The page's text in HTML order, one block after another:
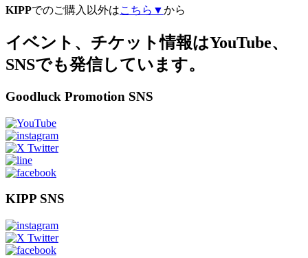
KIPPでのご購入以外はこちら▼から
イベント、チケット情報はYouTube、
SNSでも発信しています。
Goodluck Promotion SNS
KIPP SNS